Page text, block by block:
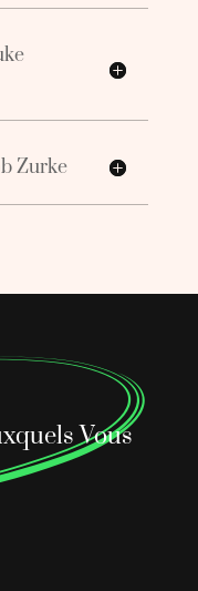
Zurke
Vous